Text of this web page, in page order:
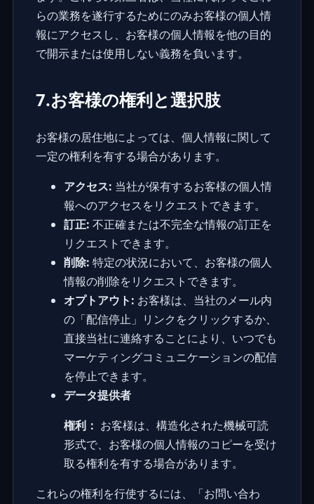
らの業務を遂行するためにのみお客様の個人情
報にアクセスし、お客様の個人情報を他の目的
で開示または使用しない義務を負います。
7.お客様の権利と選択肢
お客様の居住地によっては、個人情報に関して
一定の権利を有する場合があります。
アクセス: 当社が保有するお客様の個人情
報へのアクセスをリクエストできます。
訂正: 不正確または不完全な情報の訂正を
リクエストできます。
削除: 特定の状況において、お客様の個人
情報の削除をリクエストできます。
オプトアウト: お客様は、当社のメール内
の「配信停止」リンクをクリックするか、
直接当社に連絡することにより、いつでも
マーケティングコミュニケーションの配信
を停止できます。
データ提供者
権利： お客様は、構造化された機械可読
形式で、お客様の個人情報のコピーを受け
取る権利を有する場合があります。
これらの権利を行使するには、「お問い合わ